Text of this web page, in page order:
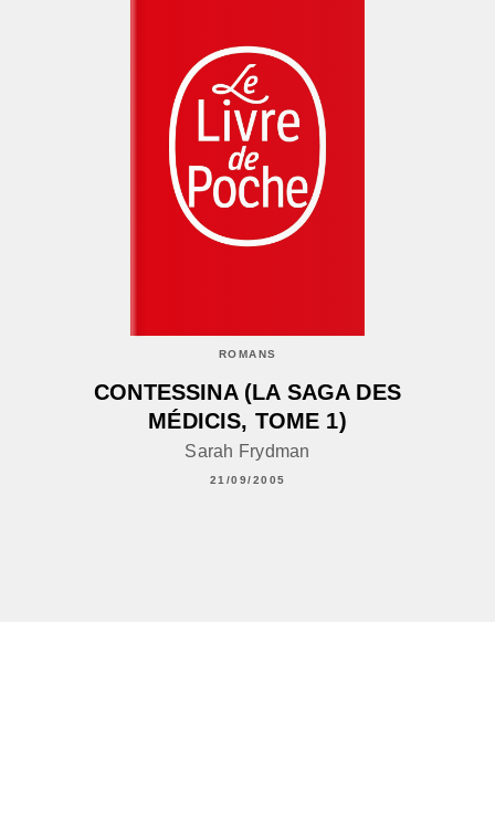
ROMANS
CONTESSINA (LA SAGA DES
MÉDICIS, TOME 1)
Sarah Frydman
21/09/2005